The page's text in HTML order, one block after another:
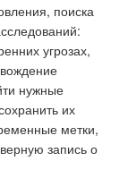
поиска
угрозах,
нужные
их
метки,
запись о